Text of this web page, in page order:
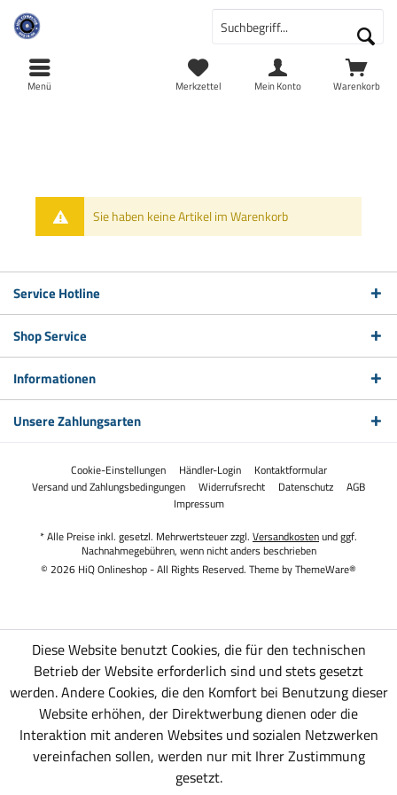
Warenkorb
Merkzettel Mein Konto
Menü
Sie haben keine Artikel im Warenkorb
Service Hotline
Shop Service
Informationen
Unsere Zahlungsarten
Cookie-Einstellungen Händler-Login
Kontaktformular
Versand und Zahlungsbedingungen
Widerrufsrecht Datenschutz
AGB
Impressum
* Alle Preise inkl. gesetzl. Mehrwertsteuer zzgl. Versandkostenund ggf.
Nachnahmegebühren, wenn nicht anders beschrieben
© 2026 HiQ Onlineshop - All Rights Reserved. Theme byThemeWare®
Diese Website benutzt Cookies, die für den technischen
Betrieb der Website erforderlich sind und stets gesetzt
werden. Andere Cookies, die den Komfort bei Benutzung dieser
Website erhöhen, der Direktwerbung dienen oder die
Interaktion mit anderen Websites und sozialen Netzwerken
vereinfachen sollen, werden nur mit Ihrer Zustimmung
gesetzt.